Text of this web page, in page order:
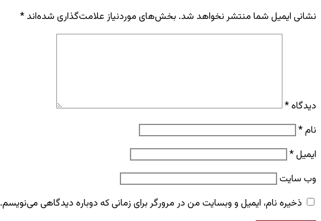
نشانی ایمیل شما منتشر نخواهد شد. بخش‌های موردنیاز علامت‌گذاری شده‌اند *
دیدگاه*
نام*
ایمیل*
وب‌ سایت
ذخیره نام، ایمیل و وبسایت من در مرورگر برای زمانی که دوباره دیدگاهی می‌نویسم.